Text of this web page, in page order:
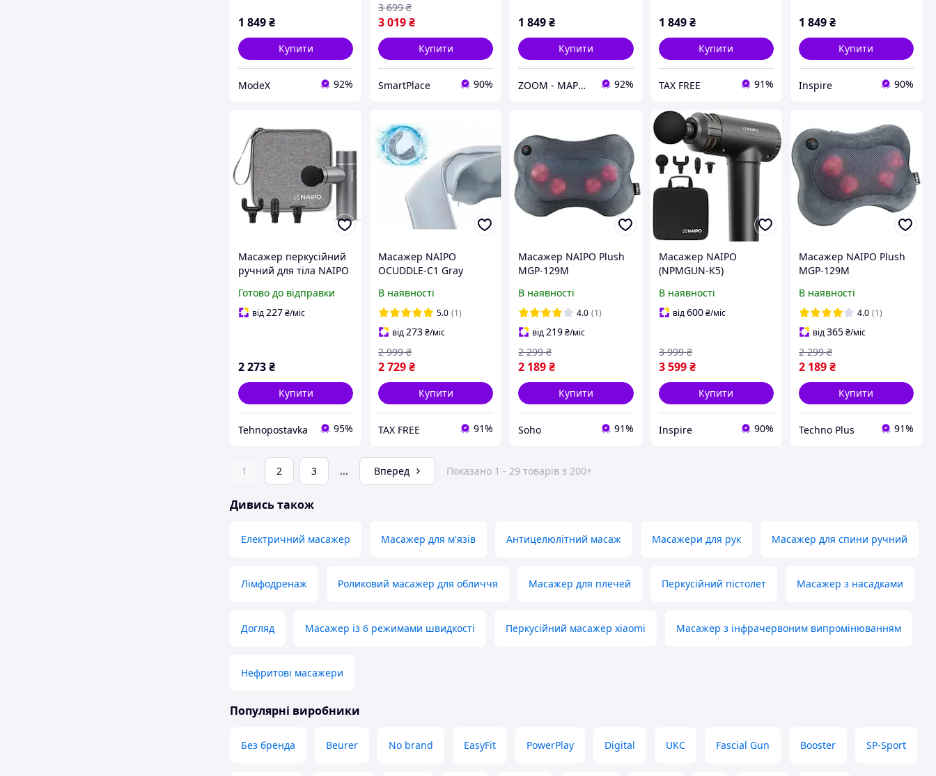
1 849₴
Купити
ModeX 92%
3 019₴
3 699 ₴
Купити
SmartPlace 90%
1 849₴
Купити
ZOOM - МАРКЕТ ЦИФРОВОЇ ТЕХНІКИ 92%
1 849 ₴
Купити
TAX FREE 91%
1 849₴
Купити
Inspire 90%
Масажер перкусійний
ручний для тіла NAIPO
Готово до відправки
від227₴/міс
2 273₴
Купити
Tehnopostavka 95%
Масажер NAIPO
OCUDDLE-C1 Gray
В наявності
5.0 (1)
від273₴/міс
2 729₴
2 999 ₴
Купити
TAX FREE 91%
Масажер NAIPO Plush
MGP-129M
В наявності
4.0 (1)
від219₴/міс
2 189₴
2 299 ₴
Купити
Soho 91%
Масажер NAIPO
(NPMGUN-K5)
В наявності
від600 ₴/міс
3 599 ₴
3 999 ₴
Купити
Inspire 90%
Масажер NAIPO Plush
MGP-129M
В наявності
4.0 (1)
від365₴/міс
2 189₴
2 299 ₴
Купити
Techno Plus 91%
1 2 3 ... Вперед Показано 1 - 29 товарів з 200+
Дивись також
Електричний масажер Масажер для м'язів Антицелюлітний масаж Масажери для рук Масажер для спини ручний
Лімфодренаж Роликовий масажер для обличчя Масажер для плечей Перкусійний пістолет Масажер з насадками
Догляд Масажер із 6 режимами швидкості Перкусійний масажер xiaomi Масажер з інфрачервоним випромінюванням
Нефритові масажери
Популярні виробники
Без бренда Beurer No brand EasyFit PowerPlay Digital UKC Fascial Gun Booster SP-Sport